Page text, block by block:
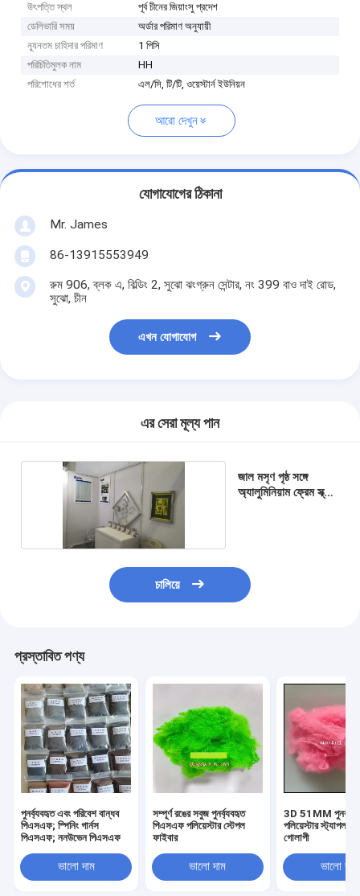
উৎপত্তি স্থল
পূর্ব চীনের জিয়াংসু প্রদেশ
ডেলিভারি সময়
অর্ডার পরিমাণ অনুযায়ী
ন্যূনতম চাহিদার পরিমাণ
1 পিসি
পরিচিতিমুলক নাম
HH
পরিশোধের শর্ত
এল/সি, টি/টি, ওয়েস্টার্ন ইউনিয়ন
আরো দেখুন
যোগাযোগের ঠিকানা
Mr. James
86-13915553949
রুম 906, ব্লক এ, বিল্ডিং 2, সুঝো ঝংগ্রুন সেন্টার, নং 399 বাও দাই রোড,
সুঝো, চীন
এখন যোগাযোগ
এর সেরা মূল্য পান
জাল মসৃণ পৃষ্ঠ সঙ্গে
অ্যালুমিনিয়াম ফ্রেম স্ক্রীন
চালিয়ে
প্রস্তাবিত পণ্য
পুনর্ব্যবহৃত এবং পরিবেশ বান্ধব
পিএসএফ; স্পিনিং গার্নস
পিএসএফ; ননউভেন পিএসএফ
ভালো দাম
সম্পূর্ণ রঙের সবুজ পুনর্ব্যবহৃত
পিএসএফ পলিয়েস্টার স্টেপল
ফাইবার
ভালো দাম
3D 51MM
পলিয়েস্টার স্ট্যাপল
গোলাপী
ভালো দাম